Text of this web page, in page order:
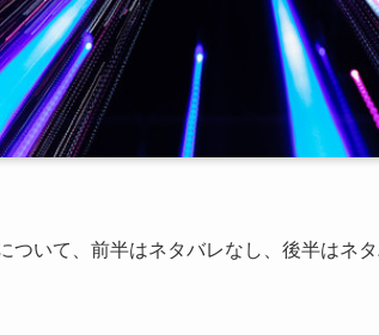
ついて、前半はネタバレなし、後半はネ